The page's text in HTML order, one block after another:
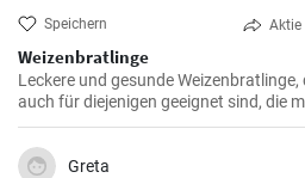
Speichern Aktie
Weizenbratlinge
Leckere und gesunde
auch für diejenigen geeignet sind, die
normale Fleischbratlinge genießen
Greta